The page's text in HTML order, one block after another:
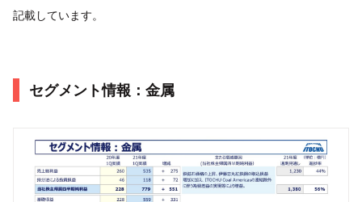
記載しています。
セグメント情報：金属